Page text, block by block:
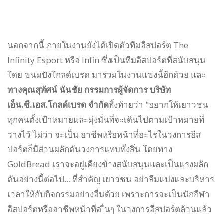
นอกจากนี้ ภายในงานยังได้เปิดตัวทีมอีสปอร์ต The
Infinity Esport หรือ Infin ซึ่งเป็นทีมอีสปอร์ตที่สนับสนุน
โดย ขนมปังโกลด์เบรด มาร่วมในงานแข่งนี้อีกด้วย และ
ทางคุณสุทัศน์ นันชัย กรรมการผู้จัดการ บริษัท
เอ็น.ซี.เอส.โกลด์เบรด จำกัดทิ้งท้ายว่า "อยากให้เยาวชน
ทุกคนตั้งเป้าหมายและมุ่งมั่นที่จะเดินไปตามเป้าหมายที่
วางไว้ ไม่ว่า จะเป็น อาชีพหรือหน้าที่อะไรในวงการอีส
ปอร์ตก็มีส่วนผลักดันวงการแทบทั้งสิ้น โดยทาง
GoldBread เราจะอยู่เคียงข้างสนับสนุนและเป็นแรงผลัก
ดันอย่างนี้ต่อไป... ที่สำคัญ เยาวชน อย่าลืมแบ่งและบริหาร
เวลาให้กับกิจกรรมอย่างอื่นด้วย เพราะการจะเป็นนักกีฬา
อีสปอร์ตหรืออาชีพหน้าที่อ ื่นๆ ในวงการอีสปอร์ตล้วนแล้ว